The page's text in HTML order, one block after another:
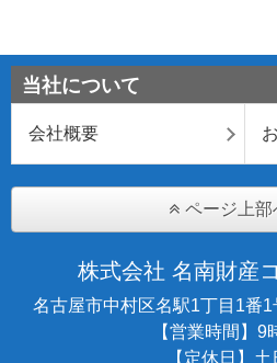
当社について
会社概要
ページ上部
株式会社 名南財産
名古屋市中村区名駅1丁目1番
【営業時間】9
【定休日】土